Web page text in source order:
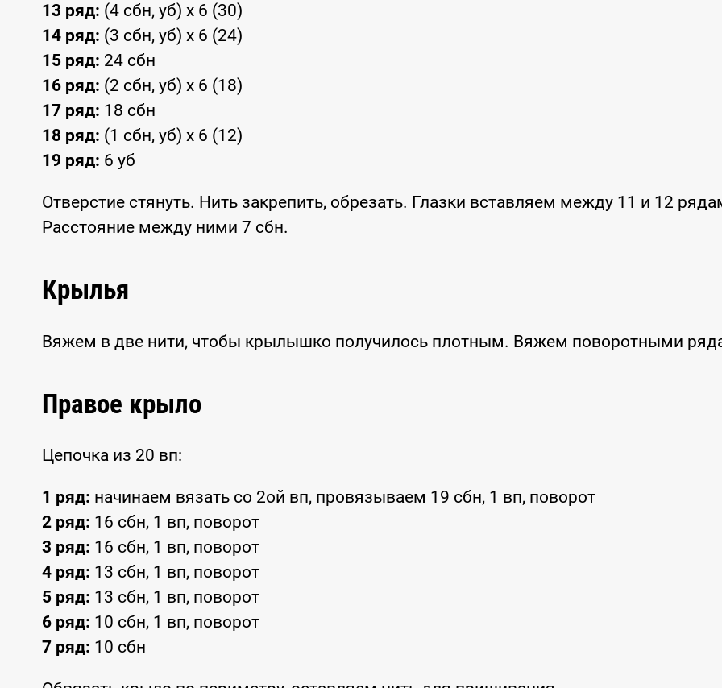
13 ряд: (4 сбн, уб) x 6 (30)
14 ряд: (3 сбн, уб) x 6 (24)
15 ряд: 24 сбн
16 ряд: (2 сбн, уб) x 6 (18)
17 ряд: 18 сбн
18 ряд: (1 сбн, уб) x 6 (12)
19 ряд: 6 уб
Отверстие стянуть. Нить закрепить, обрезать. Глазки вставляем между 11 и 12
Расстояние между ними 7 сбн.
Крылья
Вяжем в две нити, чтобы крылышко получилось плотным. Вяжем поворотными
Правое крыло
Цепочка из 20 вп:
1 ряд: начинаем вязать со 2ой вп, провязываем 19 сбн, 1 вп, поворот
2 ряд: 16 сбн, 1 вп, поворот
3 ряд: 16 сбн, 1 вп, поворот
4 ряд: 13 сбн, 1 вп, поворот
5 ряд: 13 сбн, 1 вп, поворот
6 ряд: 10 сбн, 1 вп, поворот
7 ряд: 10 сбн